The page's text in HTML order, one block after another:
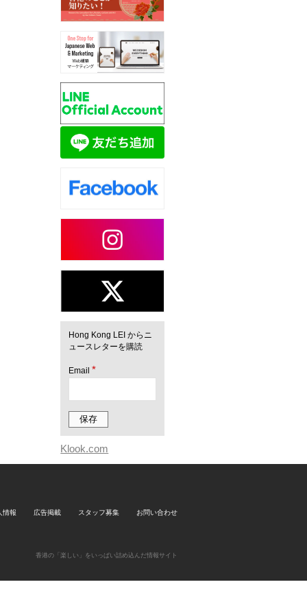
Hong Kong LEI からニ
ュースレターを購読
Email*
Klook.com
情報 広告掲載 スタッフ募集 お問い合わせ
香港の「楽しい」をいっぱい詰め込んだ情報サイト